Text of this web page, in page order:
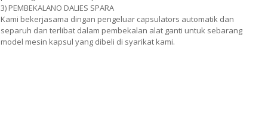
3) PEMBEKALANO DALIES SPARA
Kami bekerjasama dingan pengeluar capsulators automatik dan
separuh dan terlibat dalam pembekalan alat ganti untuk sebarang
model mesin kapsul yang dibeli di syarikat kami.